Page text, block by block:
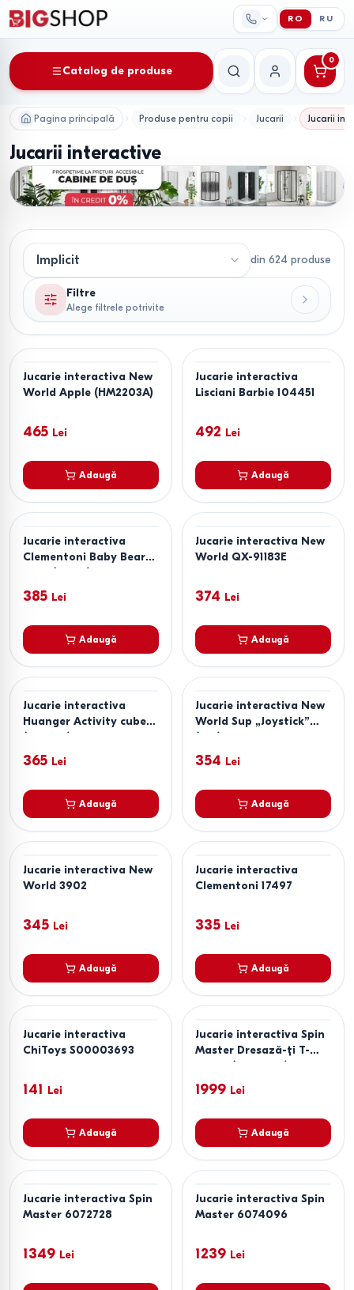
RO RU
Catalog de produse
CăutareContul meu
0
Pagina principală Produse pentru copii Jucarii Jucarii
Jucarii interactive
din 624 produse
Filtre
Alege filtrele potrivite
Jucarie interactiva New
World Apple (HM2203A)
465 Lei
Adaugă
Jucarie interactiva
Lisciani Barbie 104451
492 Lei
Adaugă
Jucarie interactiva
Clementoni Baby Bear
Busy (17856)
385 Lei
Adaugă
Jucarie interactiva New
World QX-91183E
374 Lei
Adaugă
Jucarie interactiva
Huanger Activity cube
(HE0527)
365 Lei
Adaugă
Jucarie interactiva New
World Sup „Joystick”
(S10)
354 Lei
Adaugă
Jucarie interactiva New
World 3902
345 Lei
Adaugă
Jucarie interactiva
Clementoni 17497
335 Lei
Adaugă
Jucarie interactiva
ChiToys S00003693
141 Lei
Adaugă
Jucarie interactiva Spin
Master Dresază-ți T-
Rex-ul (6072462)
1999 Lei
Adaugă
Jucarie interactiva Spin
Master 6072728
1349 Lei
Jucarie interactiva Spin
Master 6074096
1239 Lei